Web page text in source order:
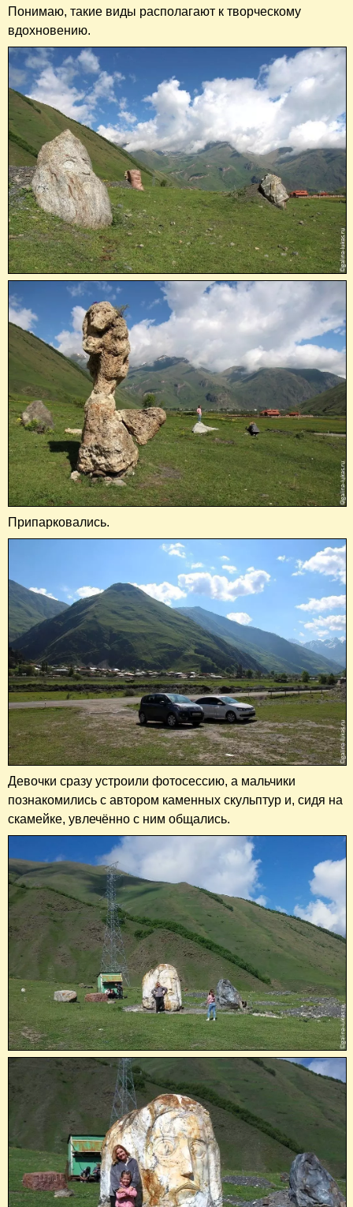
Понимаю, такие виды располагают к творческому
вдохновению.
Припарковались.
Девочки сразу устроили фотосессию, а мальчики
познакомились с автором каменных скульптур и, сидя на
скамейке, увлечённо с ним общались.